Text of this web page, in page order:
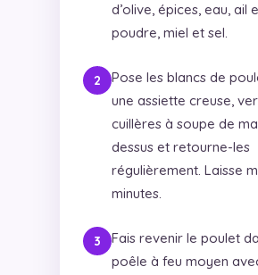
d’olive, épices, eau, ail
poudre, miel et sel.
Pose les blancs de
une assiette creuse,
cuillères à soupe de
dessus et retourne-les
régulièrement. Laisse
minutes.
Fais revenir le poulet
poêle à feu moyen